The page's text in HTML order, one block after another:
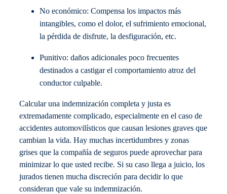
No económico: Compensa los impactos más
intangibles, como el dolor, el sufrimiento emocional,
la pérdida de disfrute, la desfiguración, etc.
Punitivo: daños adicionales poco frecuentes
destinados a castigar el comportamiento atroz del
conductor culpable.
Calcular una indemnización completa y justa es
extremadamente complicado, especialmente en el caso de
accidentes automovilísticos que causan lesiones graves que
cambian la vida. Hay muchas incertidumbres y zonas
grises que la compañía de seguros puede aprovechar para
minimizar lo que usted recibe. Si su caso llega a juicio, los
jurados tienen mucha discreción para decidir lo que
consideran que vale su indemnización.